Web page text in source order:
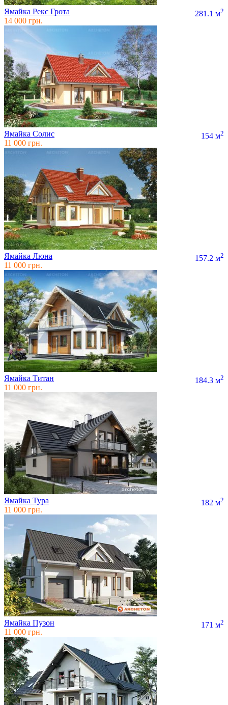
Ямайка Рекс Грота 281.1 м2
14 000 грн.
Ямайка Солис 154 м2
11 000 грн.
Ямайка Люна 157.2 м2
11 000 грн.
Ямайка Титан 184.3 м2
11 000 грн.
Ямайка Тура 182 м2
11 000 грн.
Ямайка Пузон 171 м2
11 000 грн.